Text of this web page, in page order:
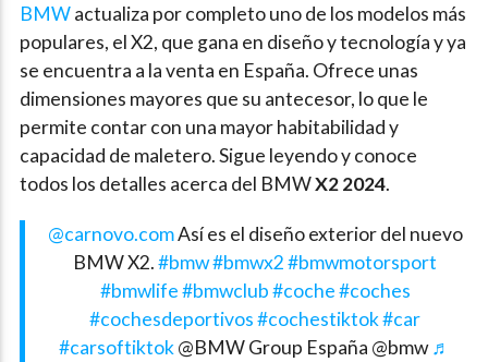
BMWactualiza por completo uno de los modelos más
populares, el X2, que gana en diseño y tecnología y ya
se encuentra a la venta en España. Ofrece unas
dimensiones mayores que su antecesor, lo que le
permite contar con una mayor habitabilidad y
capacidad de maletero. Sigue leyendo y conoce
todos los detalles acerca del BMWX2 2024.
@carnovo.comAsí es el diseño exterior del nuevo
BMW X2.#bmw#bmwx2#bmwmotorsport
#bmwlife#bmwclub#coche#coches
#cochesdeportivos#cochestiktok#car
#carsoftiktok@BMW Group España @bmw♬